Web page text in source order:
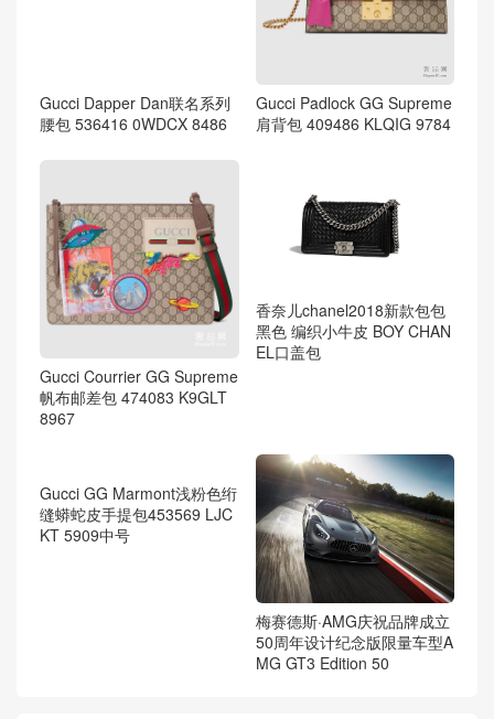
Gucci Dapper Dan联名系列
腰包 536416 0WDCX 8486
Gucci Padlock GG Supreme
肩背包 409486 KLQIG 9784
Gucci Courrier GG Supreme
帆布邮差包 474083 K9GLT
8967
香奈儿chanel2018新款包包
黑色 编织小牛皮 BOY CHAN
EL口盖包
梅赛德斯·AMG庆祝品牌成立
50周年设计纪念版限量车型A
MG GT3 Edition 50